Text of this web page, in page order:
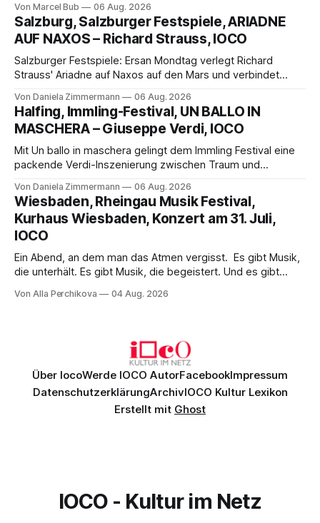
eine bildgewaltige Inszenierung, Maxime Pascal entfaltet
die komplexe Partitur eindrucksvoll, Philippe Sly berührt als
Franziskus.
Von Marcel Bub 06 Aug. 2026
Salzburg, Salzburger Festspiele, ARIADNE
AUF NAXOS – Richard Strauss, IOCO
Salzburger Festspiele: Ersan Mondtag verlegt Richard
Strauss' Ariadne auf Naxos auf den Mars und verbindet
Aufführung mit starken Solisten und den Wiener
Philharmonikern, szenisch bleibt der zweite Akt jedoch
hinter den Erwartungen zurück.
Von Daniela Zimmermann 06 Aug. 2026
Halfing, Immling-Festival, UN BALLO IN
MASCHERA – Giuseppe Verdi, IOCO
Mit Un ballo in maschera gelingt dem Immling Festival eine
packende Verdi-Inszenierung zwischen Traum und
psychologische Tiefe mit starken Bildern, getragen von
einem spielfreudigen Ensemble und einer musikalisch
überzeugenden Gesamtleistung.
Von Daniela Zimmermann 06 Aug. 2026
Wiesbaden, Rheingau Musik Festival,
Kurhaus Wiesbaden, Konzert am 31. Juli,
IOCO
Ein Abend, an dem man das Atmen vergisst. Es gibt Musik,
die unterhält. Es gibt Musik, die begeistert. Und es gibt
Genau so war der Abend im Kurhaus Wiesbaden, an dem
Von Alla Perchikova 04 Aug. 2026
Über IocoWerde IOCO AutorFacebookImpressum
DatenschutzerklärungArchivIOCO Kultur Lexikon
Erstellt mit Ghost
IOCO - Kultur im Netz